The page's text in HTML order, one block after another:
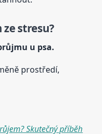
stresu?
u psa.
prostředí,
Skutečný příběh